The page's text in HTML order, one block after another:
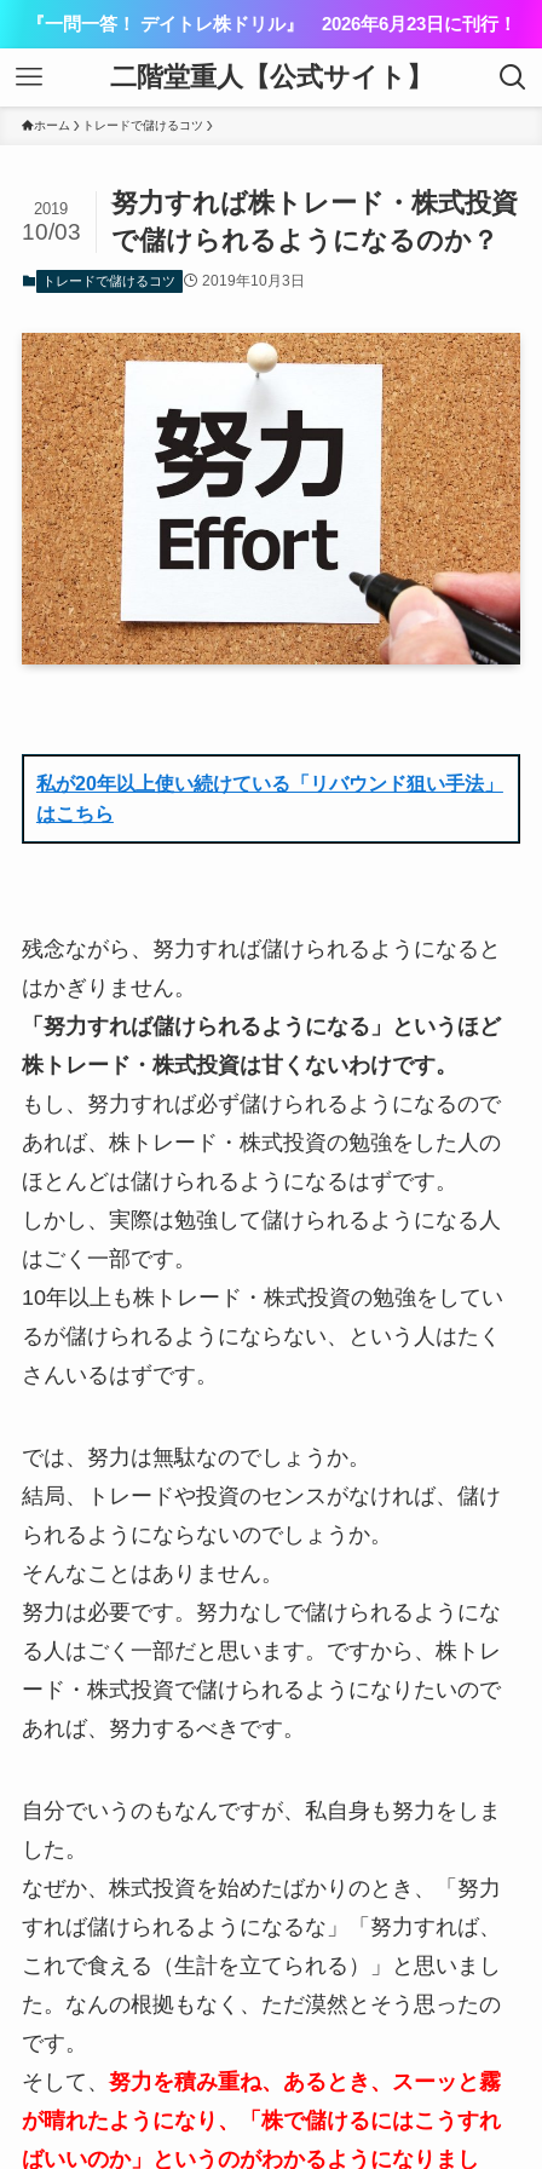
『一問一答！ デイトレ株ドリル』 2026年6月23日に刊行！
二階堂重人【公式サイト】
ホーム トレードで儲けるコツ
努力すれば株トレード・株式投資
で儲けられるようになるのか？
2019
10/03
トレードで儲けるコツ 2019年10月3日
私が20年以上使い続けている「リバウンド狙い手法」
はこちら
残念ながら、努力すれば儲けられるようになると
はかぎりません。
「努力すれば儲けられるようになる」というほど
株トレード・株式投資は甘くないわけです。
もし、努力すれば必ず儲けられるようになるので
あれば、株トレード・株式投資の勉強をした人の
ほとんどは儲けられるようになるはずです。
しかし、実際は勉強して儲けられるようになる人
はごく一部です。
10年以上も株トレード・株式投資の勉強をしてい
るが儲けられるようにならない、という人はたく
さんいるはずです。
では、努力は無駄なのでしょうか。
結局、トレードや投資のセンスがなければ、儲け
られるようにならないのでしょうか。
そんなことはありません。
努力は必要です。努力なしで儲けられるようにな
る人はごく一部だと思います。ですから、株トレ
ード・株式投資で儲けられるようになりたいので
あれば、努力するべきです。
自分でいうのもなんですが、私自身も努力をしま
した。
なぜか、株式投資を始めたばかりのとき、「努力
すれば儲けられるようになるな」「努力すれば、
これで食える（生計を立てられる）」と思いまし
た。なんの根拠もなく、ただ漠然とそう思ったの
です。
そして、努力を積み重ね、あるとき、スーッと霧
が晴れたようになり、「株で儲けるにはこうすれ
ばいいのか」というのがわかるようになりまし